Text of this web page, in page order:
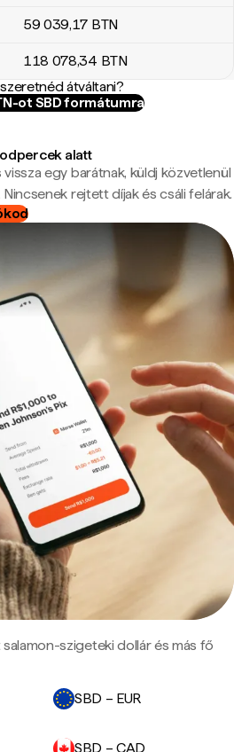
59 039,17 BTN
118 078,34 BTN
átváltani?
ot SBD formátumra
alatt
egy barátnak, küldj közvetlenül
rejtett díjak és csáli felárak.
szigeteki dollár és más fő
SBD – EUR
SBD – CAD